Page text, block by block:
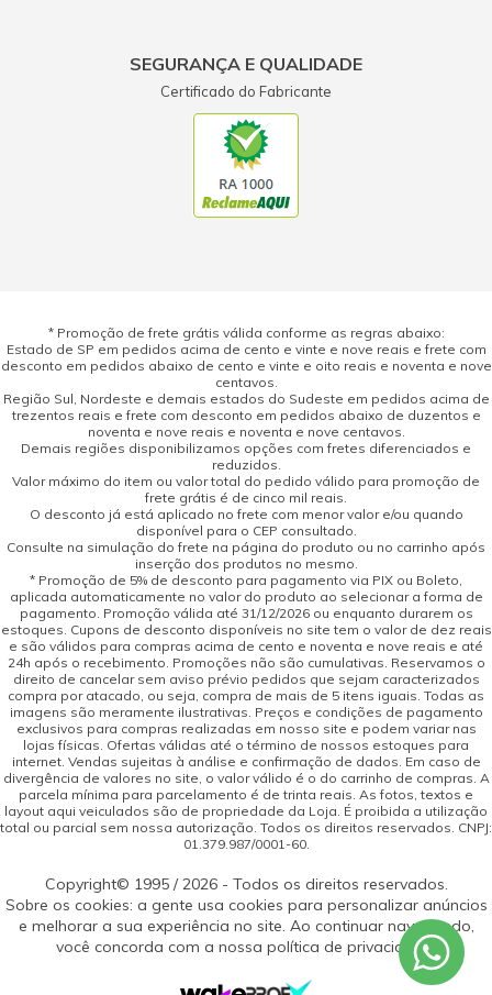
SEGURANÇA E QUALIDADE
Certificado do Fabricante
* Promoção de frete grátis válida conforme as regras abaixo:
Estado de SP em pedidos acima de cento e vinte e nove reais e frete com
desconto em pedidos abaixo de cento e vinte e oito reais e noventa e nove
centavos.
Região Sul, Nordeste e demais estados do Sudeste em pedidos acima de
trezentos reais e frete com desconto em pedidos abaixo de duzentos e
noventa e nove reais e noventa e nove centavos.
Demais regiões disponibilizamos opções com fretes diferenciados e
reduzidos.
Valor máximo do item ou valor total do pedido válido para promoção de
frete grátis é de cinco mil reais.
O desconto já está aplicado no frete com menor valor e/ou quando
disponível para o CEP consultado.
Consulte na simulação do frete na página do produto ou no carrinho após
inserção dos produtos no mesmo.
* Promoção de 5% de desconto para pagamento via PIX ou Boleto,
aplicada automaticamente no valor do produto ao selecionar a forma de
pagamento. Promoção válida até 31/12/2026 ou enquanto durarem os
estoques. Cupons de desconto disponíveis no site tem o valor de dez reais
e são válidos para compras acima de cento e noventa e nove reais e até
24h após o recebimento. Promoções não são cumulativas. Reservamos o
direito de cancelar sem aviso prévio pedidos que sejam caracterizados
compra por atacado, ou seja, compra de mais de 5 itens iguais. Todas as
imagens são meramente ilustrativas. Preços e condições de pagamento
exclusivos para compras realizadas em nosso site e podem variar nas
lojas físicas. Ofertas válidas até o término de nossos estoques para
internet. Vendas sujeitas à análise e confirmação de dados. Em caso de
divergência de valores no site, o valor válido é o do carrinho de compras. A
parcela mínima para parcelamento é de trinta reais. As fotos, textos e
layout aqui veiculados são de propriedade da Loja. É proibida a utilização
total ou parcial sem nossa autorização. Todos os direitos reservados. CNPJ:
01.379.987/0001-60.
Copyright© 1995 / 2026 - Todos os direitos reservados.
Sobre os cookies: a gente usa cookies para personalizar anúncios
e melhorar a sua experiência no site. Ao continuar navegando,
você concorda com a nossa política de privacidade.